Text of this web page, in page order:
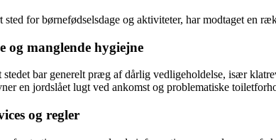
for børnefødselsdage og aktiviteter, har modtaget en
og manglende hygiejne
stedet bar generelt præg af dårlig vedligeholdelse, især
en jordslået lugt ved ankomst og problematiske
og regler